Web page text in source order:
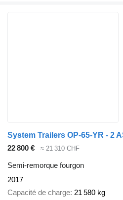
22 800 € ≈ 21 310 CHF
Semi-remorque fourgon
2017
Capacité de charge 21 580 kg